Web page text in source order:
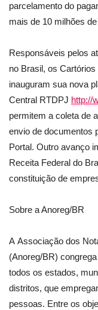
parcelamento do
mais de 10 milhões
Responsáveis pelos
no Brasil, os
inauguram sua nova
Central RTDPJ http://
permitem a coleta de
envio de documentos
Portal. Outro avanço
Receita Federal do
constituição de
Sobre a Anoreg/BR
A Associação dos
(Anoreg/BR)
todos os estados,
distritos, que
pessoas. Entre os